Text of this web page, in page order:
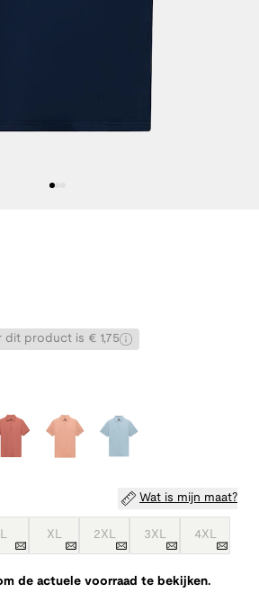
dit product is € 1,75
Wat is mijn maat?
L XL 2XL 3XL 4XL
de actuele voorraad te bekijken.